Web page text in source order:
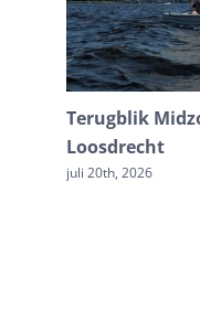
Terugblik
Loosdrecht
juli 20th, 2026